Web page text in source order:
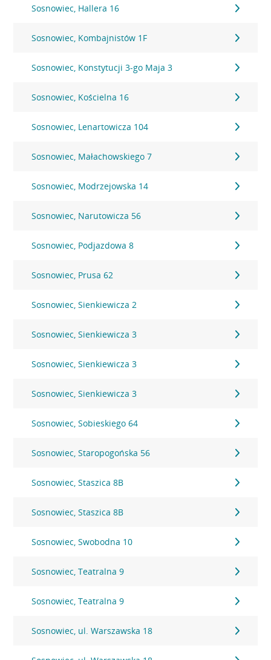
Sosnowiec, Hallera 16
Sosnowiec, Kombajnistów 1F
Sosnowiec, Konstytucji 3-go Maja 3
Sosnowiec, Kościelna 16
Sosnowiec, Lenartowicza 104
Sosnowiec, Małachowskiego 7
Sosnowiec, Modrzejowska 14
Sosnowiec, Narutowicza 56
Sosnowiec, Podjazdowa 8
Sosnowiec, Prusa 62
Sosnowiec, Sienkiewicza 2
Sosnowiec, Sienkiewicza 3
Sosnowiec, Sienkiewicza 3
Sosnowiec, Sienkiewicza 3
Sosnowiec, Sobieskiego 64
Sosnowiec, Staropogońska 56
Sosnowiec, Staszica 8B
Sosnowiec, Staszica 8B
Sosnowiec, Swobodna 10
Sosnowiec, Teatralna 9
Sosnowiec, Teatralna 9
Sosnowiec, ul. Warszawska 18